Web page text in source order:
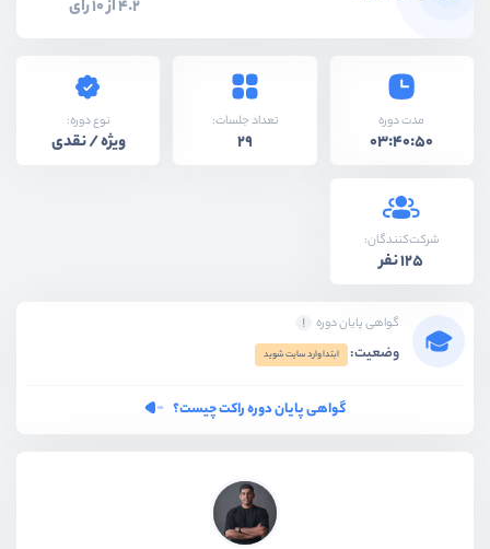
4.2 از 10 رای
مدت دوره
03:40:50
تعداد جلسات:
29
نوع دوره:
ویژه / نقدی
شرکت‌کنندگان:
125 نفر
گواهی پایان دوره
وضعیت: ابتدا وارد سایت شوید
گواهی پایان دوره راکت چیست؟